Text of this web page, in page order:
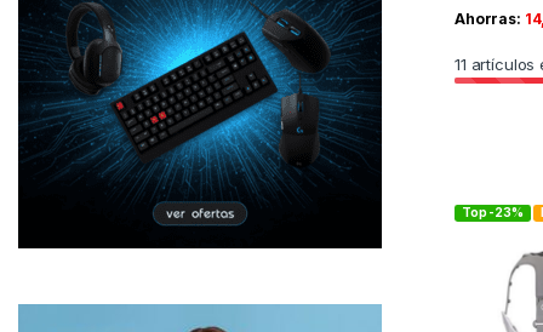
Ahorras:
11 artículos
Top -23%